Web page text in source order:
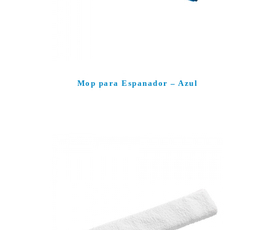
Mop para Espanador – Azul